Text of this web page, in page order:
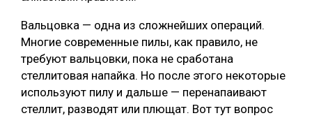
Вальцовка — одна из сложнейших операций.
Многие современные пилы, как правило, не
требуют вальцовки, пока не сработана
стеллитовая напайка. Но после этого некоторые
используют пилу и дальше — перенапаивают
стеллит, разводят или плющат. Вот тут вопрос